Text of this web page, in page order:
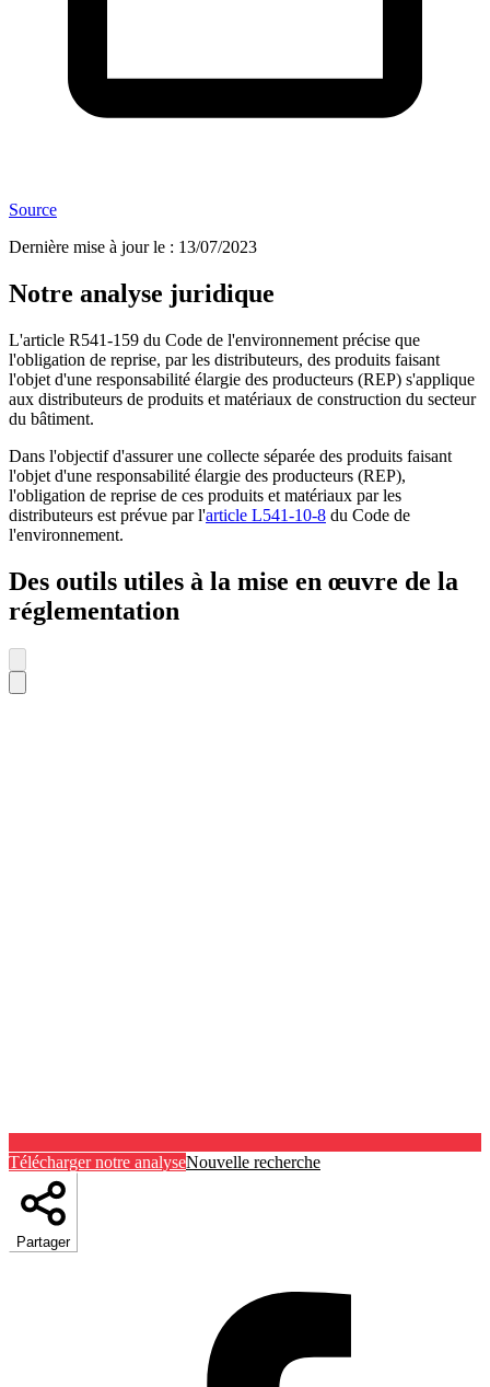
Source
Dernière mise à jour le : 13/07/2023
Notre analyse juridique
L'article R541-159 du Code de l'environnement précise que
l'obligation de reprise, par les distributeurs, des produits faisant
l'objet d'une responsabilité élargie des producteurs (REP) s'applique
aux distributeurs de produits et matériaux de construction du secteur
du bâtiment.
Dans l'objectif d'assurer une collecte séparée des produits faisant
l'objet d'une responsabilité élargie des producteurs (REP),
l'obligation de reprise de ces produits et matériaux par les
distributeurs est prévue par l'article L541-10-8 du Code de
l'environnement.
Des outils utiles à la mise en œuvre de la
réglementation
Télécharger notre analyseNouvelle recherche
Partager